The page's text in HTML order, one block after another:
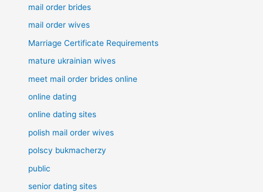
mail order brides
mail order wives
Marriage Certificate Requirements
mature ukrainian wives
meet mail order brides online
online dating
online dating sites
polish mail order wives
polscy bukmacherzy
public
senior dating sites